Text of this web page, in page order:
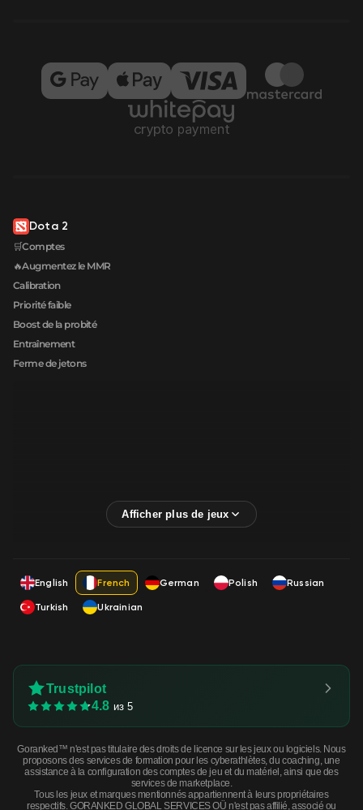
Dota 2
🛒Comptes
🔥Augmentez le MMR
Calibration
Priorité faible
Boost de la probité
Entraînement
Ferme de jetons
English French German Polish
Russian
Turkish
Ukrainian
Trustpilot
4.8 из 5
Goranked™ n'est pas titulaire des droits de licence sur les jeux ou logiciels. Nous
proposons des services de formation pour les cyberathlètes, du coaching, une
assistance à la configuration des comptes de jeu et du matériel, ainsi que des
services de marketplace.
Tous les jeux et marques mentionnés appartiennent à leurs propriétaires
respectifs. GORANKED GLOBAL SERVICES OÜ n'est pas affilié, associé ou